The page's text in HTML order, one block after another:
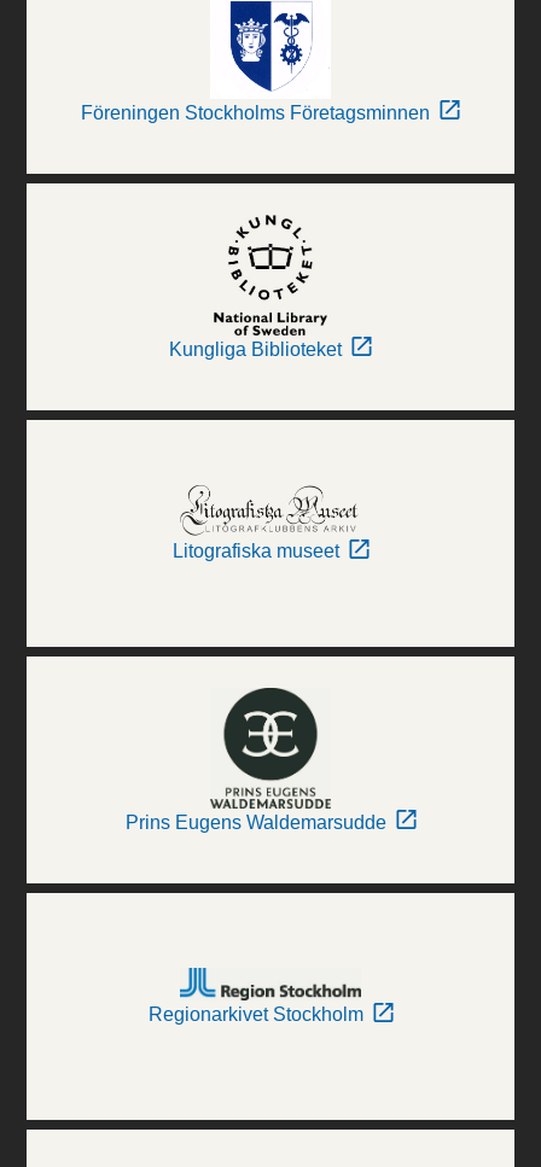
Föreningen Stockholms Företagsminnen
Kungliga Biblioteket
Litografiska museet
Prins Eugens Waldemarsudde
Regionarkivet Stockholm